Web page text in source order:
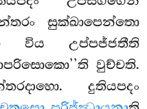
සුක්ඛාපෙන්තො
විය උප්පජ්ජතීති
වුච්චති.
දුතියපදං